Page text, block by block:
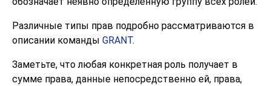
Различные типы прав подробно рассматриваются в
описании команды GRANT.
Заметьте, что любая конкретная роль получает в
сумме права, данные непосредственно ей, права,